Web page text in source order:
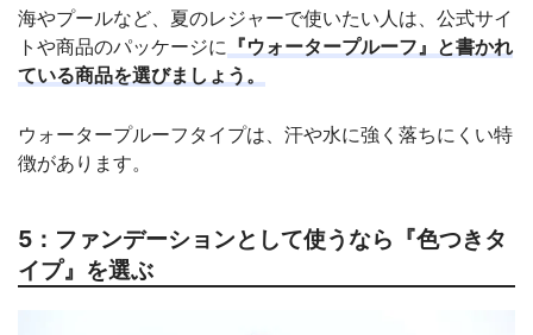
海やプールなど、夏のレジャーで使いたい人は、公式サイ
トや商品のパッケージに 『ウォータープルーフ』と書かれ
ている商品を選びましょう。
ウォータープルーフタイプは、汗や水に強く落ちにくい特
徴があります。
5：ファンデーションとして使うなら『色つきタ
イプ』を選ぶ